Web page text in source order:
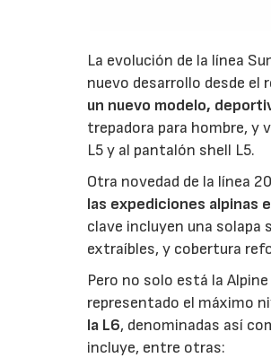
La evolución de la línea
nuevo desarrollo desde el
un nuevo modelo,
trepadora para hombre, y
L5 y al pantalón shell L5.
Otra novedad de la línea
las expediciones alpinas
clave incluyen una
extraíbles, y cobertura
Pero no solo está la
representado el máximo
la L6, denominadas así
incluye, entre otras: